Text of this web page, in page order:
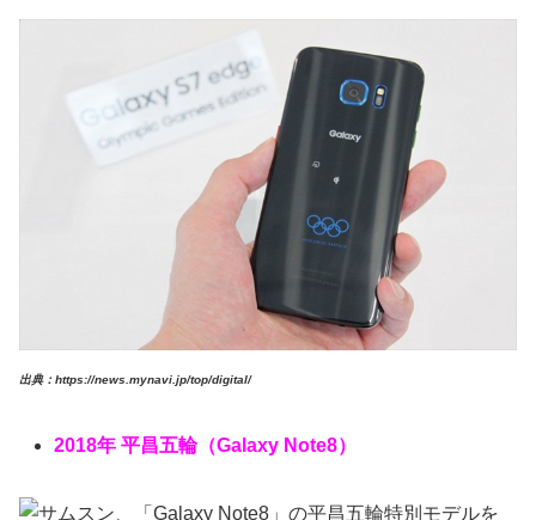
出典：https://news.mynavi.jp/top/digital/
2018年 平昌五輪（Galaxy Note8）